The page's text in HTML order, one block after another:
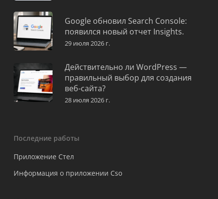
Google обновил Search Console:
появился новый отчет Insights.
29 июля 2026 г.
Действительно ли WordPress —
правильный выбор для создания
веб-сайта?
28 июля 2026 г.
Последние работы
Приложение Стел
Информация о приложении Cso